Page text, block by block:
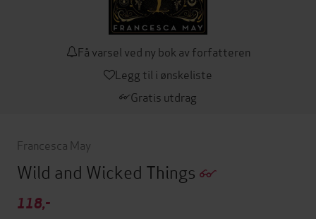
Få varsel ved ny bok av forfatteren
Legg til i ønskeliste
Gratis utdrag
Francesca May
Wild and Wicked Things
118,-